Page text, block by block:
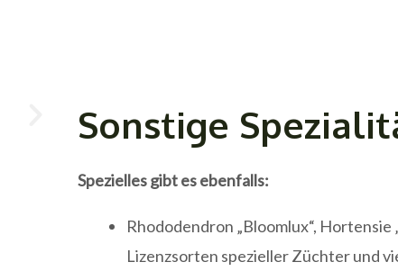
Sonstige
Spezielles gibt es ebenfalls:
Rhododendron „Bloomlux“, Hortensie
Lizenzsorten spezieller Züchter und